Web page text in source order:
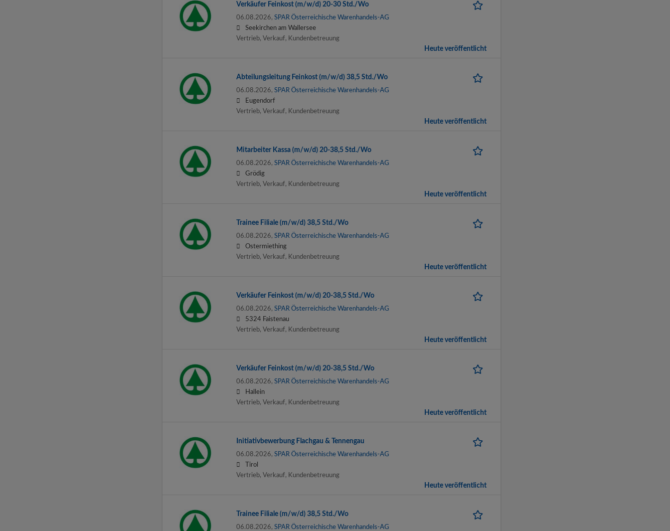
Verkäufer Feinkost (m/w/d) 20-30 Std./Wo
06.08.2026, SPAR Österreichische Warenhandels-AG
Seekirchen am Wallersee
Vertrieb, Verkauf, Kundenbetreuung
Heute veröffentlicht
Abteilungsleitung Feinkost (m/w/d) 38,5 Std./Wo
06.08.2026, SPAR Österreichische Warenhandels-AG
Eugendorf
Vertrieb, Verkauf, Kundenbetreuung
Heute veröffentlicht
Mitarbeiter Kassa (m/w/d) 20-38,5 Std./Wo
06.08.2026, SPAR Österreichische Warenhandels-AG
Grödig
Vertrieb, Verkauf, Kundenbetreuung
Heute veröffentlicht
Trainee Filiale (m/w/d) 38,5 Std./Wo
06.08.2026, SPAR Österreichische Warenhandels-AG
Ostermiething
Vertrieb, Verkauf, Kundenbetreuung
Heute veröffentlicht
Verkäufer Feinkost (m/w/d) 20-38,5 Std./Wo
06.08.2026, SPAR Österreichische Warenhandels-AG
5324 Faistenau
Vertrieb, Verkauf, Kundenbetreuung
Heute veröffentlicht
Verkäufer Feinkost (m/w/d) 20-38,5 Std./Wo
06.08.2026, SPAR Österreichische Warenhandels-AG
Hallein
Vertrieb, Verkauf, Kundenbetreuung
Heute veröffentlicht
Initiativbewerbung Flachgau & Tennengau
06.08.2026, SPAR Österreichische Warenhandels-AG
Tirol
Vertrieb, Verkauf, Kundenbetreuung
Heute veröffentlicht
Trainee Filiale (m/w/d) 38,5 Std./Wo
06.08.2026, SPAR Österreichische Warenhandels-AG